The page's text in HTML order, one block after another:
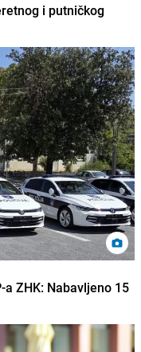
i putničkog
ZHK: Nabavljeno 15